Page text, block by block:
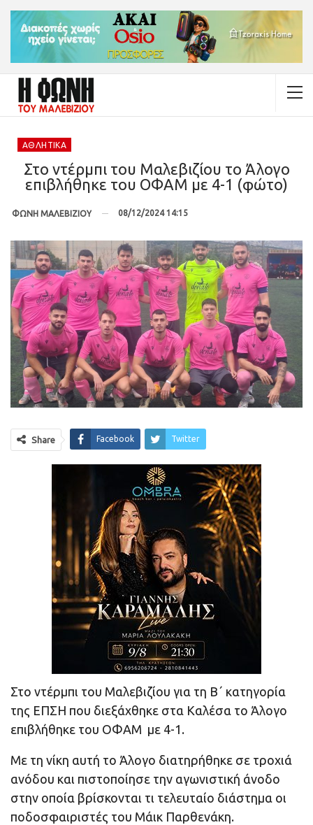
ΑΘΛΗΤΙΚΆ
Στο ντέρμπι του Μαλεβιζίου το Άλογο
επιβλήθηκε του ΟΦΑΜ με 4-1 (φώτο)
ΦΩΝΗ ΜΑΛΕΒΙΖΙΟΥ 08/12/2024 14:15
Share Facebook Twitter
Στο ντέρμπι του Μαλεβιζίου για τη Β΄ κατηγορία
της ΕΠΣΗ που διεξάχθηκε στα Καλέσα το Άλογο
επιβλήθηκε του ΟΦΑΜ με 4-1.
Με τη νίκη αυτή το Άλογο διατηρήθηκε σε τροχιά
ανόδου και πιστοποίησε την αγωνιστική άνοδο
στην οποία βρίσκονται τι τελευταίο διάστημα οι
ποδοσφαιριστές του Μάικ Παρθενάκη.